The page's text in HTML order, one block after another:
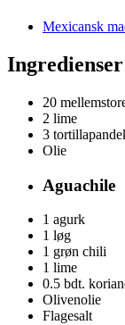
Mexicansk
Ingredienser
20
2 lime
3
Olie
Aguachile
1 agurk
1 løg
1 grøn chili
1 lime
0.5 bdt.
Olivenolie
Flagesalt